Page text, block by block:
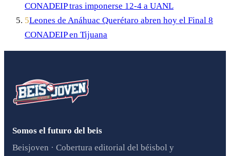
CONADEIP tras imponerse 12-4 a UANL
5Leones de Anáhuac Querétaro abren hoy el Final 8
CONADEIP en Tijuana
Somos el futuro del beis
Beisjoven · Cobertura editorial del béisbol y